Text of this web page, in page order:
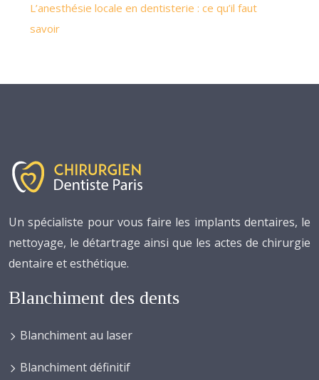
L’anesthésie locale en dentisterie : ce qu’il faut
savoir
Un spécialiste pour vous faire les implants dentaires, le
nettoyage, le détartrage ainsi que les actes de chirurgie
dentaire et esthétique.
Blanchiment des dents
Blanchiment au laser
Blanchiment définitif